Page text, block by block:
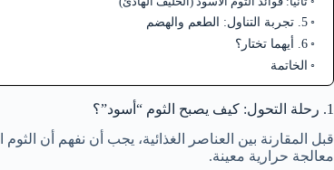
5. تجربة التناول: الطعم والهضم
6. أيهما تختار؟
الخاتمة
1. رحلة التحول: كيف يصبح الثوم “أسود”؟
قبل المقارنة بين العناصر الغذائية، يجب أن نفهم أن
معالجة حرارية معينة.